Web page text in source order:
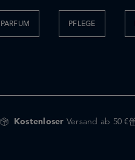
PARFUM PFLEGE
Kostenloser Versand ab 50 €